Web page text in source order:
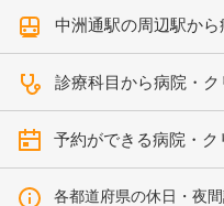
中洲通駅の周辺駅か
診療科目から病院・
予約ができる病院・
各都道府県の休日・夜